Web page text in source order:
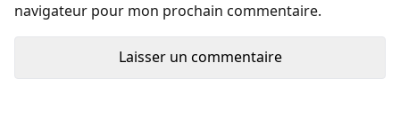
navigateur pour mon prochain commentaire.